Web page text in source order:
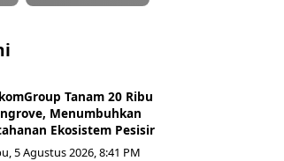
Tanam 20 Ribu
Menumbuhkan
Ekosistem Pesisir
5 Agustus 2026, 8:41 PM